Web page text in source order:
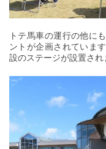
トテ馬車の運行の他に
ントが企画されていま
設のステージが設置され